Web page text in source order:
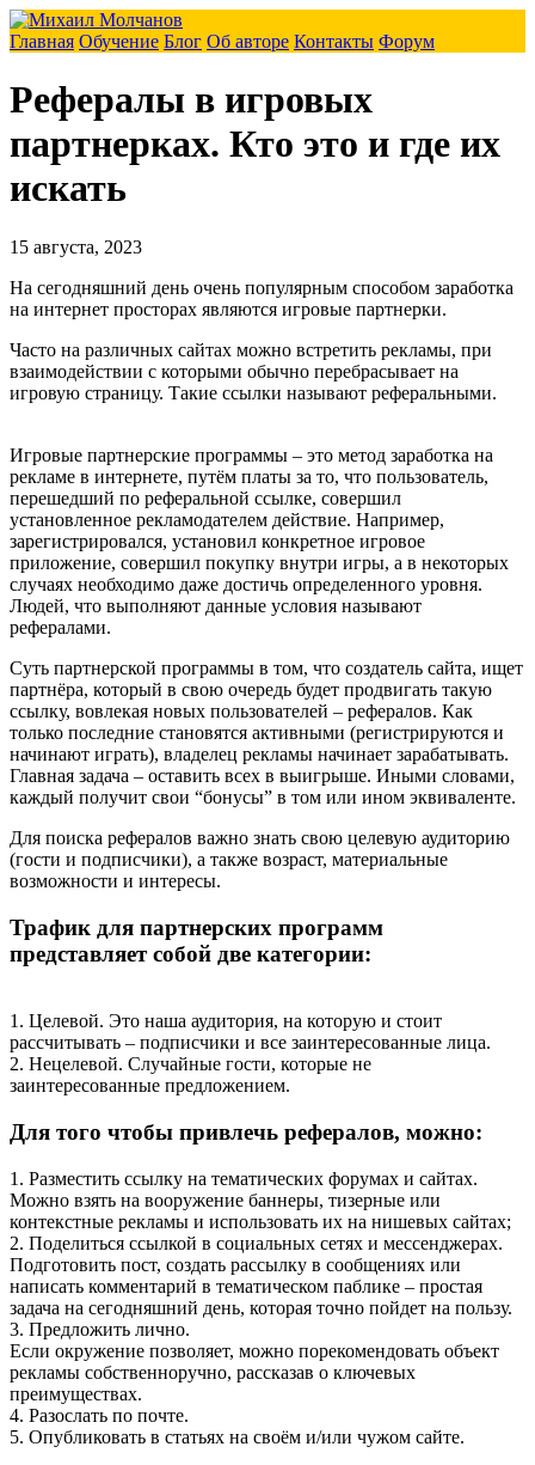
Главная Обучение Блог Об авторе Контакты Форум
Рефералы в игровых
партнерках. Кто это и где их
искать
15 августа, 2023
На сегодняшний день очень популярным способом заработка
на интернет просторах являются игровые партнерки.
Часто на различных сайтах можно встретить рекламы, при
взаимодействии с которыми обычно перебрасывает на
игровую страницу. Такие ссылки называют реферальными.
Игровые партнерские программы – это метод заработка на
рекламе в интернете, путём платы за то, что пользователь,
перешедший по реферальной ссылке, совершил
установленное рекламодателем действие. Например,
зарегистрировался, установил конкретное игровое
приложение, совершил покупку внутри игры, а в некоторых
случаях необходимо даже достичь определенного уровня.
Людей, что выполняют данные условия называют
рефералами.
Суть партнерской программы в том, что создатель сайта, ищет
партнёра, который в свою очередь будет продвигать такую
ссылку, вовлекая новых пользователей – рефералов. Как
только последние становятся активными (регистрируются и
начинают играть), владелец рекламы начинает зарабатывать.
Главная задача – оставить всех в выигрыше. Иными словами,
каждый получит свои “бонусы” в том или ином эквиваленте.
Для поиска рефералов важно знать свою целевую аудиторию
(гости и подписчики), а также возраст, материальные
возможности и интересы.
Трафик для партнерских программ
представляет собой две категории:
1. Целевой. Это наша аудитория, на которую и стоит
рассчитывать – подписчики и все заинтересованные лица.
2. Нецелевой. Случайные гости, которые не
заинтересованные предложением.
Для того чтобы привлечь рефералов, можно:
1. Разместить ссылку на тематических форумах и сайтах.
Можно взять на вооружение баннеры, тизерные или
контекстные рекламы и использовать их на нишевых сайтах;
2. Поделиться ссылкой в социальных сетях и мессенджерах.
Подготовить пост, создать рассылку в сообщениях или
написать комментарий в тематическом паблике – простая
задача на сегодняшний день, которая точно пойдет на пользу.
3. Предложить лично.
Если окружение позволяет, можно порекомендовать объект
рекламы собственноручно, рассказав о ключевых
преимуществах.
4. Разослать по почте.
5. Опубликовать в статьях на своём и/или чужом сайте.